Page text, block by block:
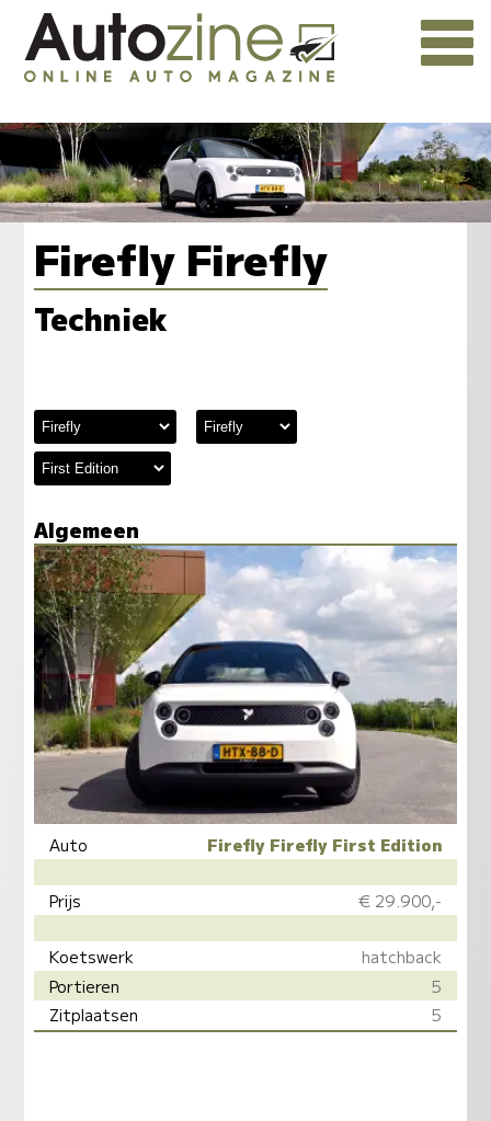
Firefly Firefly
Techniek
Algemeen
Auto Firefly Firefly First Edition
Prijs € 29.900,-
Koetswerk
hatchback
Portieren
5
Zitplaatsen
5